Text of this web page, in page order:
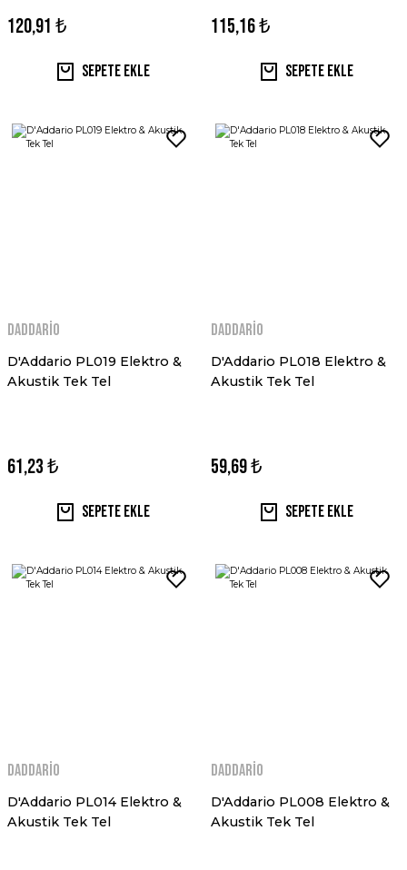
120,91 ₺
Sepete Ekle
115,16 ₺
Sepete Ekle
Daddario
D'Addario PL019 Elektro &
Akustik Tek Tel
61,23 ₺
Sepete Ekle
Daddario
D'Addario PL018 Elektro &
Akustik Tek Tel
59,69 ₺
Sepete Ekle
Daddario
D'Addario PL014 Elektro &
Akustik Tek Tel
Daddario
D'Addario PL008 Elektro &
Akustik Tek Tel